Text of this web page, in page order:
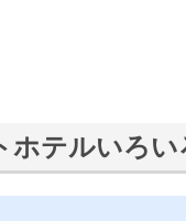
ホテルいろい